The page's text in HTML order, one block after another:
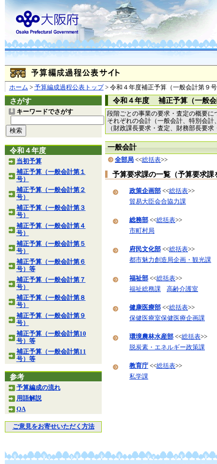
ホーム > 予算編成過程公表トップ> 令和４年度補正予算（一般会計第９
さがす
キーワードでさがす
令和４年度
当初予算
補正予算（一般会計第１
号）
補正予算（一般会計第２
号）
補正予算（一般会計第３
号）
補正予算（一般会計第４
号）
補正予算（一般会計第５
号）
補正予算（一般会計第６
号）等
補正予算（一般会計第７
号）
補正予算（一般会計第８
号）
補正予算（一般会計第９
号）
補正予算（一般会計第10
号）等
補正予算（一般会計第11
号）等
参考
予算編成の流れ
用語解説
QA
ご意見をお寄せいただく方法
令和４年度 補正予算（一般会
段階ごとの事業の要求・査定の概要に
それぞれの会計（一般会計、特別会
（財政課長要求・査定、財務部長要
一般会計
全部局 <<総括表>>
予算要求課の一覧（予算要求
政策企画部 <<総括表>>
貿易大臣会合協力課
総務部 <<総括表>>
市町村局
府民文化部 <<総括表>>
都市魅力創造局企画・観光課
福祉部 <<総括表>>
福祉総務課
高齢介護室
健康医療部 <<総括表>>
保健医療室保健医療企画課
環境農林水産部 <<総括表>>
脱炭素・エネルギー政策課
教育庁 <<総括表>>
私学課